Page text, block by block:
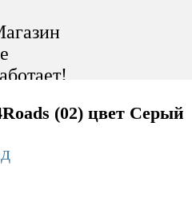
(02) цвет Серый